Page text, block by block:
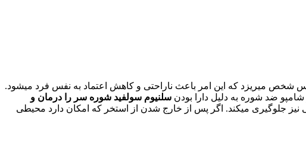
شخص میریزد که این امر باعث ناراحتی و کاهش اعتماد به نفس فرد میشود.
شامپو ضد شوره به دلیل دارا بودن سلنیوم سولفید شوره سر را درمان و
نیز جلوگیری میکند. اگر پس از خارج شدن از استخر که امکان دارد محیطی